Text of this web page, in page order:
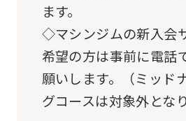
ます。
◇マシンジムの新入会
希望の方は事前に電話
願いします。（ミッド
グコースは対象外とな